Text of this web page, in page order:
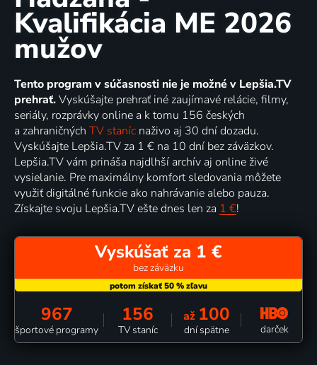
Kvalifikácia ME 2026
mužov
Tento program v súčasnosti nie je možné v Lepšia.TV
prehrať.Vyskúšajte prehrať iné zaujímavé relácie, filmy,
seriály, rozprávky online a k tomu 156 českých
a zahraničných TV staníc naživo aj 30 dní dozadu.
Vyskúšajte Lepšia.TV za 1 € na 10 dní bez záväzkov.
Lepšia.TV vám prináša najdlhší archív aj online živé
vysielanie. Pre maximálny komfort sledovania môžete
využiť digitálné funkcie ako nahrávanie alebo pauza.
Získajte svoju Lepšia.TV ešte dnes len za 1 €!
Vyskúšať za 1 €
bez záväzku
967
športové programy
156
TV staníc
až 100
dní spätne darček